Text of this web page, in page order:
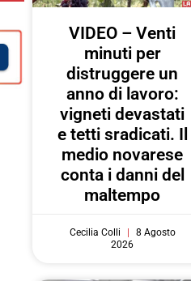
VIDEO – Venti
minuti per
distruggere un
anno di lavoro:
vigneti devastati
e tetti sradicati. Il
medio novarese
conta i danni del
maltempo
Cecilia Colli
8 Agosto
2026